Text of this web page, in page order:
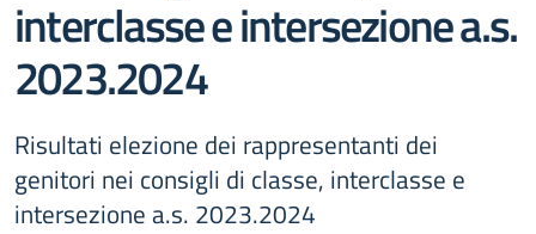
interclasse e intersezione a.s.
2023.2024
Risultati elezione dei rappresentanti dei
genitori nei consigli di classe, interclasse e
intersezione a.s. 2023.2024